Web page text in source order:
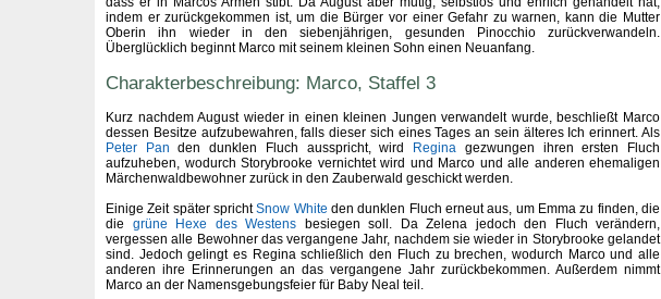
indem er zurückgekommen ist, um die Bürger vor einer Gefahr zu warnen, kann die Mutter
Oberin ihn wieder in den siebenjährigen, gesunden Pinocchio zurückverwandeln.
Überglücklich beginnt Marco mit seinem kleinen Sohn einen Neuanfang.
Charakterbeschreibung: Marco, Staffel 3
Kurz nachdem August wieder in einen kleinen Jungen verwandelt wurde, beschließt Marco
dessen Besitze aufzubewahren, falls dieser sich eines Tages an sein älteres Ich erinnert. Als
Peter Pan den dunklen Fluch ausspricht, wird Regina gezwungen ihren ersten Fluch
aufzuheben, wodurch Storybrooke vernichtet wird und Marco und alle anderen ehemaligen
Märchenwaldbewohner zurück in den Zauberwald geschickt werden.
Einige Zeit später sprichtSnow White den dunklen Fluch erneut aus, um Emma zu finden, die
die grüne Hexe des Westens besiegen soll. Da Zelena jedoch den Fluch verändern,
vergessen alle Bewohner das vergangene Jahr, nachdem sie wieder in Storybrooke gelandet
sind. Jedoch gelingt es Regina schließlich den Fluch zu brechen, wodurch Marco und alle
anderen ihre Erinnerungen an das vergangene Jahr zurückbekommen. Außerdem nimmt
Marco an der Namensgebungsfeier für Baby Neal teil.